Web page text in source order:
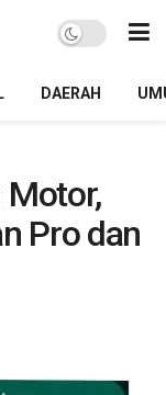
DAERAH
Pro dan